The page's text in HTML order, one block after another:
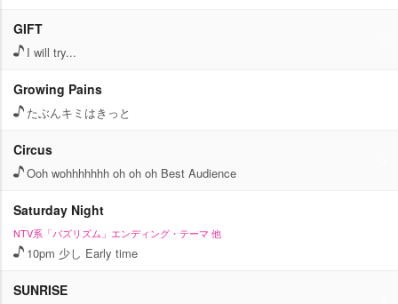
GIFT
I will try...
Growing Pains
たぶんキミはきっと
Circus
Ooh wohhhhhhh oh oh oh Best Audience
Saturday Night
NTV系「バズリズム」エンディング・テーマ 他
10pm 少し Early time
SUNRISE